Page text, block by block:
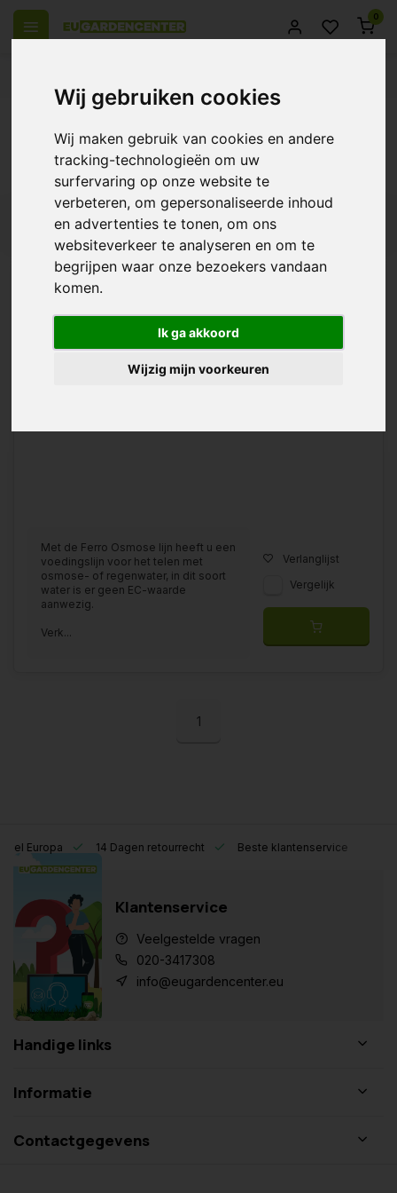
Wij gebruiken cookies
Wij maken gebruik van cookies en andere
tracking-technologieën om uw
surfervaring op onze website te
verbeteren, om gepersonaliseerde inhoud
en advertenties te tonen, om ons
websiteverkeer te analyseren en om te
begrijpen waar onze bezoekers vandaan
komen.
Ik ga akkoord
Wijzig mijn voorkeuren
0
Producten getagd met ferro osmose coco
groei
Ferro Osmose Coco
Groei
€38,75
Met de Ferro Osmose lijn heeft u een
voedingslijn voor het telen met
osmose- of regenwater, in dit soort
water is er geen EC-waarde
aanwezig.
Verk...
Verlanglijst
Vergelijk
1
Europa 14 Dagen retourrecht Beste klantenservice
Klantenservice
Veelgestelde vragen
020-3417308
info@eugardencenter.eu
Handige links
Informatie
Contactgegevens